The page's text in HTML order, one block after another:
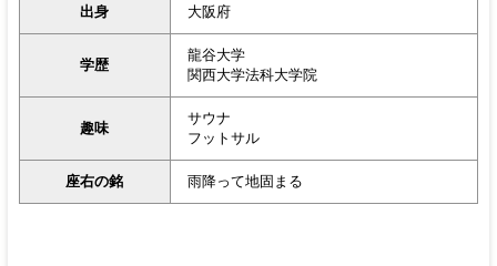
出身 大阪府
学歴
龍谷大学
関西大学法科大学院
趣味
サウナ
フットサル
座右の銘 雨降って地固まる